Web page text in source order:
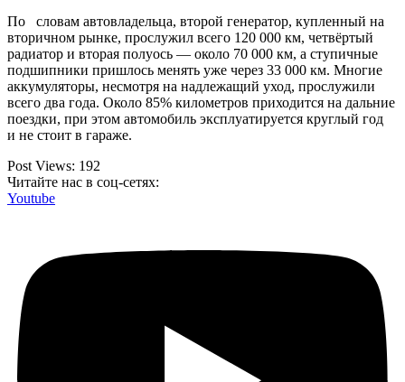
По словам автовладельца, второй генератор, купленный на
вторичном рынке, прослужил всего 120 000 км, четвёртый
радиатор и вторая полуось — около 70 000 км, а ступичные
подшипники пришлось менять уже через 33 000 км. Многие
аккумуляторы, несмотря на надлежащий уход, прослужили
всего два года. Около 85% километров приходится на дальние
поездки, при этом автомобиль эксплуатируется круглый год
и не стоит в гараже.
Post Views: 192
Читайте нас в соц-сетях:
Youtube